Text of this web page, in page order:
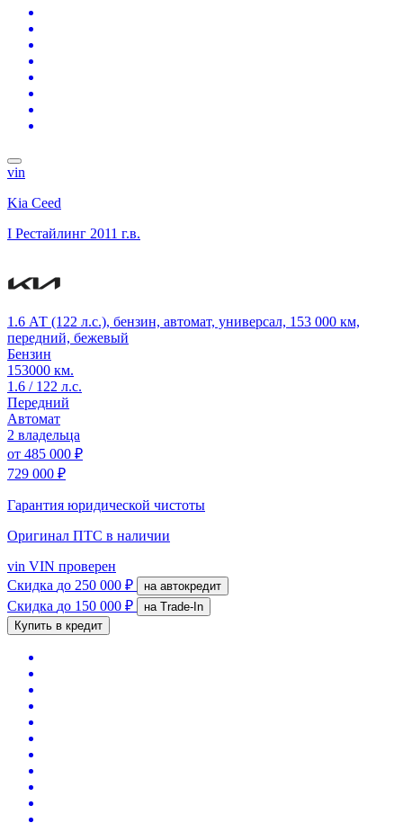
vin
Kia Ceed
I Рестайлинг 2011 г.в.
1.6 АТ (122 л.с.), бензин, автомат, универсал, 153 000 км,
передний, бежевый
Бензин
153000 км.
1.6 / 122 л.с.
Передний
Автомат
2 владельца
от 485 000 ₽
729 000 ₽
Гарантия юридической чистоты
Оригинал ПТС в наличии
vin VIN проверен
Скидка до 250 000 ₽ на автокредит
Скидка до 150 000 ₽
на Trade-In
Купить в кредит